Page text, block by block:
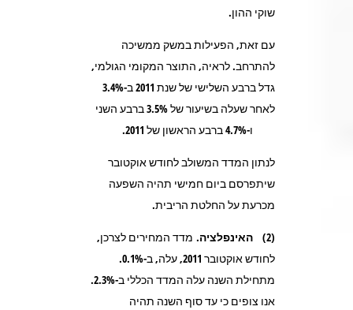
שוקי ההון.
עם זאת, הפעילות במשק ממשיכה
להתרחב. לראיה, התוצר המקומי הגולמי,
גדל ברבע השלישי של שנת 2011 ב-3.4%
לאחר שעלה בשיעור של 3.5% ברבע השני
ו-4.7% ברבע הראשון של 2011.
לנתון המדד המשולב לחודש אוקטובר
שיתפרסם ביום חמישי תהיה השפעה
מכרעת על החלטת הריבית.
(2) האינפלציה. מדד המחירים לצרכן,
לחודש אוקטובר 2011, עלה, ב-0.1%.
מתחילת השנה עלה המדד הכללי ב-2.3%.
אנו צופים כי עד סוף השנה תהיה